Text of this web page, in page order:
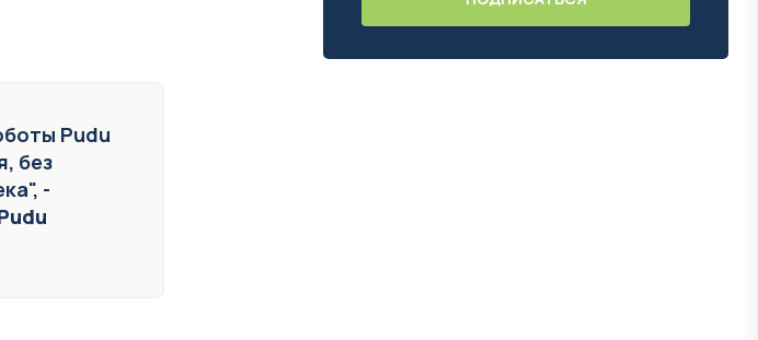
Pudu
без
-